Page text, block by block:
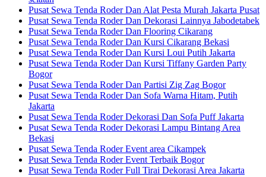
Pusat Sewa Tenda Roder Dan Alat Pesta Murah Jakarta Pusat
Pusat Sewa Tenda Roder Dan Dekorasi Lainnya Jabodetabek
Pusat Sewa Tenda Roder Dan Flooring Cikarang
Pusat Sewa Tenda Roder Dan Kursi Cikarang Bekasi
Pusat Sewa Tenda Roder Dan Kursi Loui Putih Jakarta
Pusat Sewa Tenda Roder Dan Kursi Tiffany Garden Party
Bogor
Pusat Sewa Tenda Roder Dan Partisi Zig Zag Bogor
Pusat Sewa Tenda Roder Dan Sofa Warna Hitam, Putih
Jakarta
Pusat Sewa Tenda Roder Dekorasi Dan Sofa Puff Jakarta
Pusat Sewa Tenda Roder Dekorasi Lampu Bintang Area
Bekasi
Pusat Sewa Tenda Roder Event area Cikampek
Pusat Sewa Tenda Roder Event Terbaik Bogor
Pusat Sewa Tenda Roder Full Tirai Dekorasi Area Jakarta